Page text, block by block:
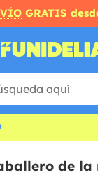
GRATIS
de